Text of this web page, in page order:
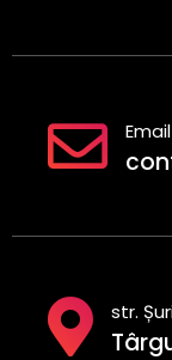
Email
str.